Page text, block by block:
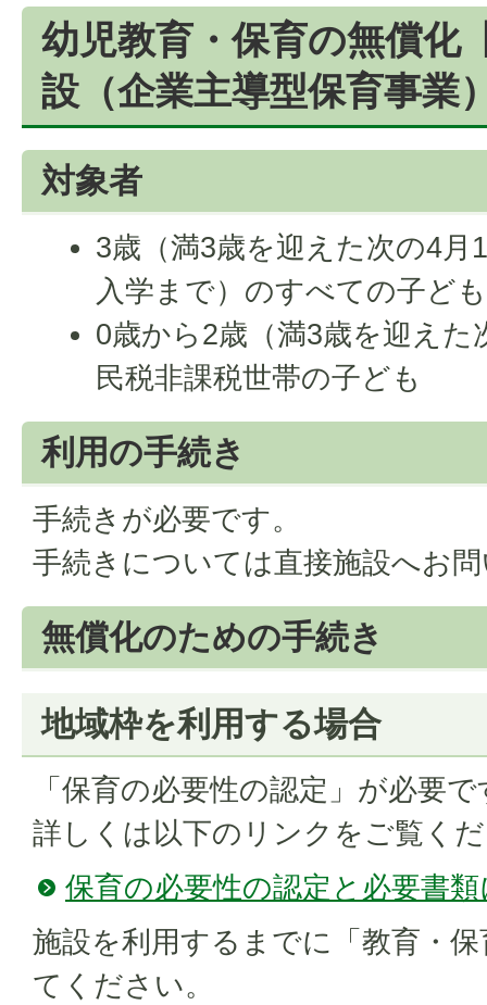
幼児教育・保育の無償化
設（企業主導型保育事業
対象者
3歳（満3歳を迎えた次の4月
入学まで）のすべての子ども
0歳から2歳（満3歳を迎えた
民税非課税世帯の子ども
利用の手続き
手続きが必要です。
手続きについては直接施設へお
無償化のための手続き
地域枠を利用する場合
「保育の必要性の認定」が必要で
詳しくは以下のリンクをご覧く
保育の必要性の認定と必要書
施設を利用するまでに「教育・
てください。